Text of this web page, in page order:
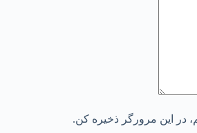
در این مرورگر ذخیره کن.